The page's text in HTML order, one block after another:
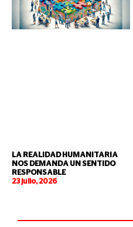
LA REALIDAD HUMANITARIA
NOS DEMANDA UN SENTIDO
RESPONSABLE
23 julio, 2026